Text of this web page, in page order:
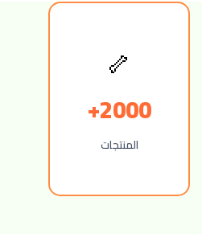
🦴
2000+
المنتجات